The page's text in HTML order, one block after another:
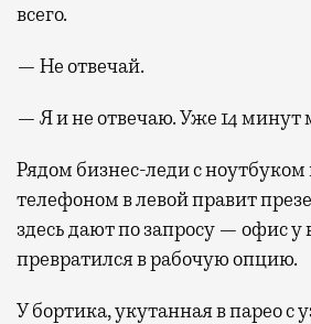
всего.
— Не отвечай.
— Я и не отвечаю. Уже 14 минут
Рядом бизнес-леди с ноутбуком
телефоном в левой правит
здесь дают по запросу — офис
превратился в рабочую опцию.
У бортика, укутанная в парео с